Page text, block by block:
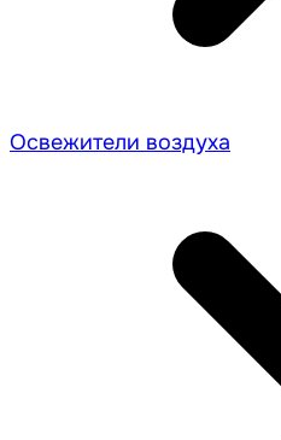
Освежители воздуха